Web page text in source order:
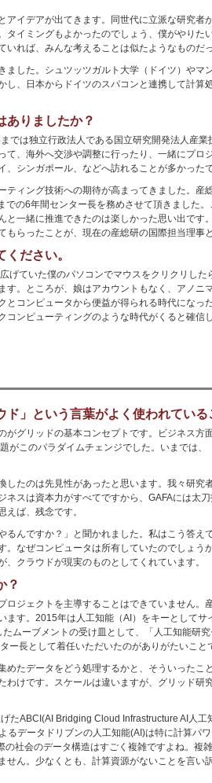
イデアが出てきます。同世代に立派な研究者
イミングもよかったのでしょう、僕がやりた
れば、みんな考えることは似たようなものだ
した。シュツッツガルト大学（ドイツ）や
、日本からドイツのスパコンと連携して計算
りましたか？
では独立行政法人である国立研究開発法人産
、海外へ交渉や調整に行ったり、一緒にプロ
シンガポール、などへ訪れることが多かったで
ィング技術への期待が高まってきました。産
の6年間センター長を務めさせて頂きました
一緒に推進できたのは楽しかった思い出で
らったことが、現在の産総研の国際担当理事
ださい。
げていた僕のパソコンでマウスをクリクリし
。ところが、娘はアカウントもなく、アノ
コンピュータから便益が得られる時代にな
ンピューティングのような時代がくると確信
」という言葉がよく使われている
グリッドの基本コンセプトです。ビジネス
がこのパラダイムチェンジでした。いまでは
したのは先見性があったと思います。我々研
スは資本力がすべてですから、GAFAには太
ば、残念です。
るんですか？」と聞かれました。私はこう答
なぜコンピュータは所有していたのでしょう
クラウドが現実のものとしてくれています。
？
ジェクトを主導することはできていません。
す。2015年は人工知能（AI）をキーとしてサ
ムーブメントの受け皿として、「人工知能研究
長として着任いただいたのがありがたいこと
めたデータをどう処理するかと、そういったこ
けです。スケールは違いますが、グリッド研
たABCI(AI Bridging Cloud Infrastructure AI人工
データドリブンの人工知能(AI)は特に計算パ
社会のデータ構造はすごく複雑ですよね。複
ん。少なくとも、計算資源がないことを言い